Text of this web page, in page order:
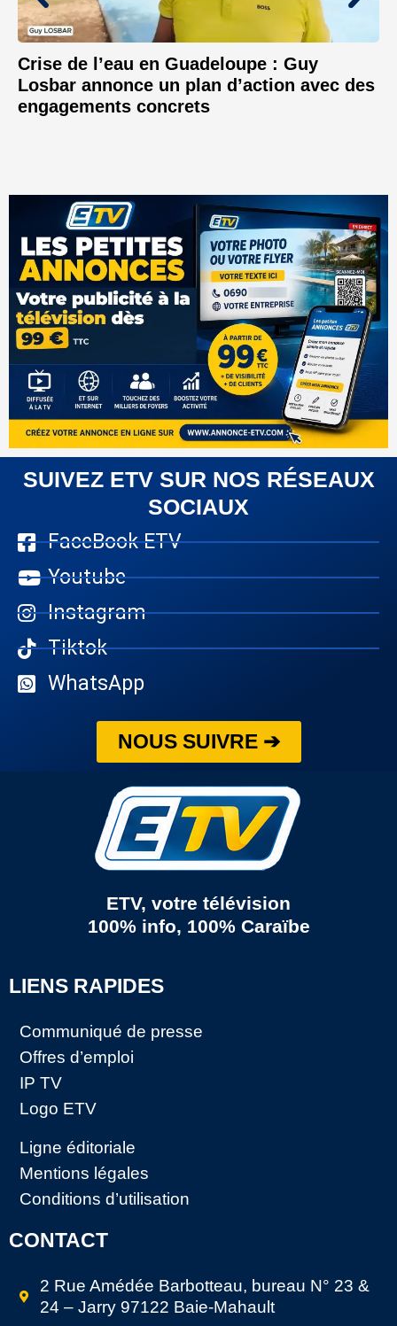
Crise de l’eau en Guadeloupe : Guy
Losbar annonce un plan d’action avec des
engagements concrets
SUIVEZ ETV SUR NOS RÉSEAUX
SOCIAUX
FaceBook ETV
Youtube
Instagram
Tiktok
WhatsApp
NOUS SUIVRE ➔
ETV, votre télévision
100% info, 100% Caraïbe
LIENS RAPIDES
Communiqué de presse
Offres d’emploi
IP TV
Logo ETV
Ligne éditoriale
Mentions légales
Conditions d’utilisation
CONTACT
2 Rue Amédée Barbotteau, bureau N° 23 &
24 – Jarry 97122 Baie-Mahault